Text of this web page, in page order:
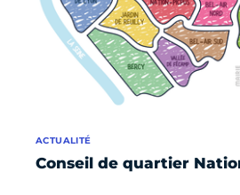
Conseil de quartier
ACTUALITÉ